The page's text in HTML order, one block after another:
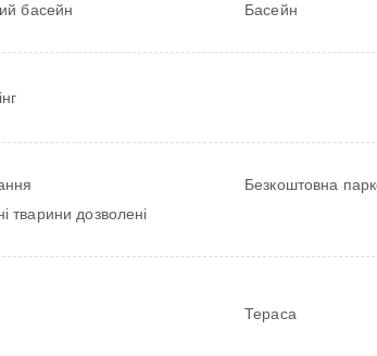
басейн
Басейн
Безкоштовна
тварини дозволені
Тераса